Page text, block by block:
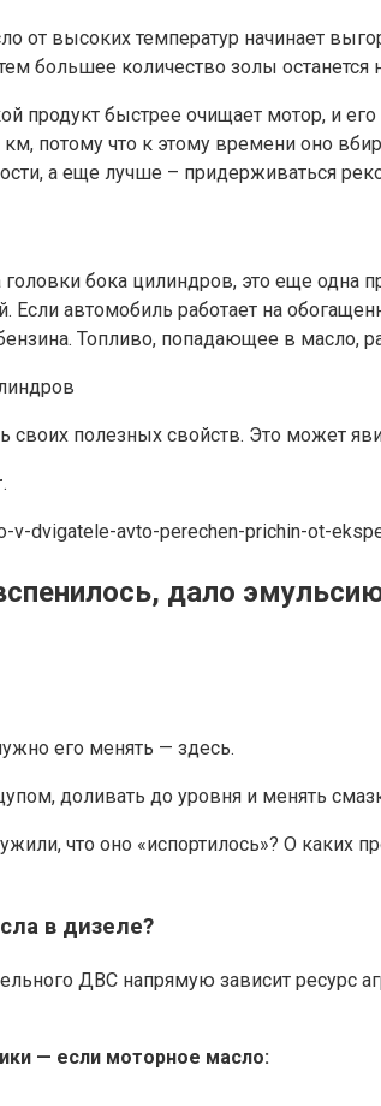
от высоких температур начинает
большее количество золы останется
продукт быстрее очищает мотор, и
потому что к этому времени оно
а еще лучше – придерживаться
бока цилиндров, это еще одна
Если автомобиль работает на
Топливо, попадающее в масло,
своих полезных свойств. Это может
.
dvigatele-avto-perechen-prichin-ot-
дало
его менять — здесь.
доливать до уровня и менять
что оно «испортилось»? О
в дизеле?
ДВС напрямую зависит
— если моторное масло: